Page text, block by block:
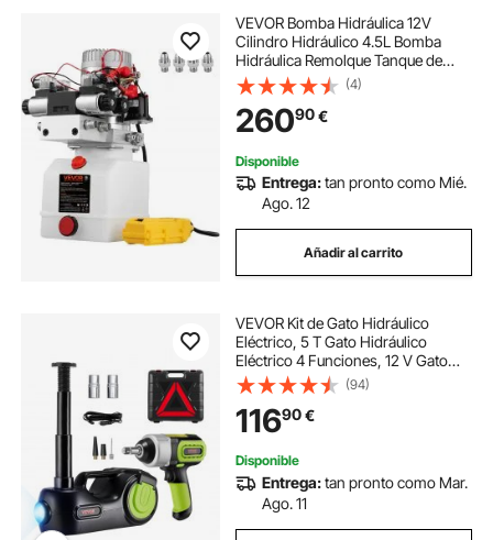
VEVOR Bomba Hidráulica 12V
Cilindro Hidráulico 4.5L Bomba
Hidráulica Remolque Tanque de
Doble Acción Cilindro Hidráulico
para Coche Bomba Hidráulica con
Efecto Doble
(4)
26090€
Disponible
Entrega:tan pronto como Mié.
Ago. 12
Añadir al carrito
VEVOR Kit de Gato Hidráulico
Eléctrico, 5 T Gato Hidráulico
Eléctrico 4 Funciones, 12 V Gato
Eléctrico para Automóvil Gato
Eléctrico, Gato Eléctrico Hidráulico
para Sedanes SUV o Cualquier
Vehículo
(94)
11690€
Disponible
Entrega:tan pronto como Mar.
Ago. 11